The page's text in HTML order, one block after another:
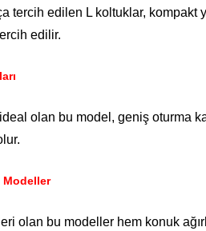
tercih edilen L koltuklar, kompakt
edilir.
olan bu model, geniş oturma
Modeller
olan bu modeller hem konuk